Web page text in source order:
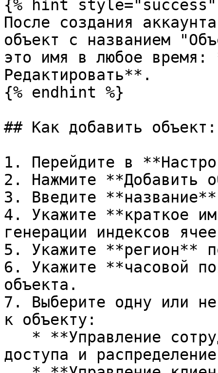
{% hint style="success"
После создания
объект с названием
это имя в любое время:
Редактировать**.
{% endhint %}
## Как добавить объект:
1. Перейдите в
2. Нажмите **Добавить
3. Введите
4. Укажите **краткое
генерации индексов
5. Укажите **регион**
6. Укажите **часовой
объекта.
7. Выберите одну или
к объекту:
доступа и